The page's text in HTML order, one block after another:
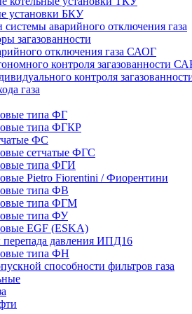
установки БКУ
системы аварийного отключения газа
загазованности
отключения газа САОГ
контроля загазованности
контроля
газа
типа ФГ
типа ФГКР
ФС
сетчатые ФГС
типа ФГИ
Pietro Fiorentini / Фиорентини
типа ФВ
типа ФГМ
типа ФУ
EGF (ESKA)
давления ИПД16
типа ФН
способности фильтров газа